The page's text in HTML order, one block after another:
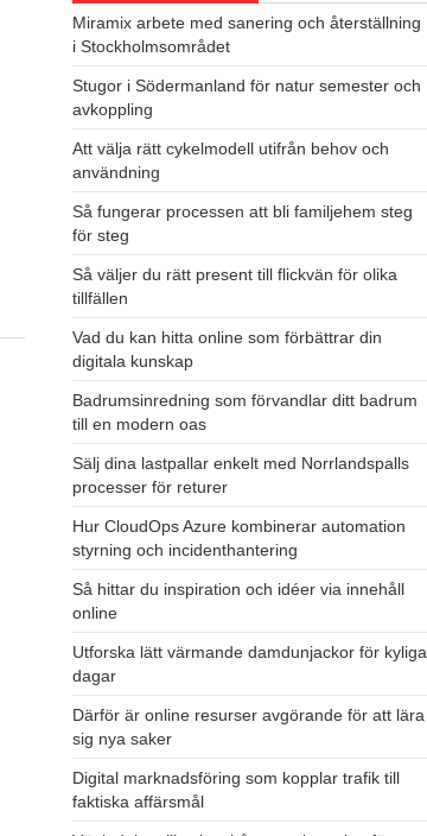
Miramix arbete med sanering och återställning
i Stockholmsområdet
Stugor i Södermanland för natur semester och
avkoppling
Att välja rätt cykelmodell utifrån behov och
användning
Så fungerar processen att bli familjehem steg
för steg
Så väljer du rätt present till flickvän för olika
tillfällen
Vad du kan hitta online som förbättrar din
digitala kunskap
Badrumsinredning som förvandlar ditt badrum
till en modern oas
Sälj dina lastpallar enkelt med Norrlandspalls
processer för returer
Hur CloudOps Azure kombinerar automation
styrning och incidenthantering
Så hittar du inspiration och idéer via innehåll
online
Utforska lätt värmande damdunjackor för kyliga
dagar
Därför är online resurser avgörande för att lära
sig nya saker
Digital marknadsföring som kopplar trafik till
faktiska affärsmål